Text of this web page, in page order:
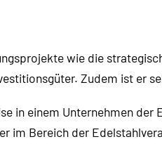
wie die
Zudem ist er
in einem Unternehmen
im Bereich der